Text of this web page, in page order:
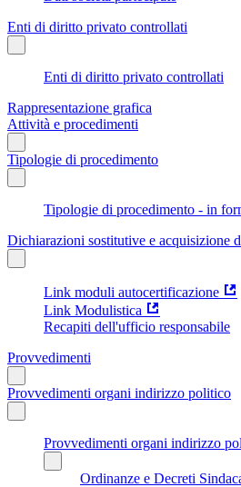
Enti di diritto privato controllati
Enti di diritto privato controllati
Rappresentazione grafica
Attività e procedimenti
Tipologie di procedimento
Tipologie di procedimento - in
Dichiarazioni sostitutive e acquisizione
Link moduli autocertificazione
Link Modulistica
Recapiti dell'ufficio responsabile
Provvedimenti
Provvedimenti organi indirizzo politico
Provvedimenti organi indirizzo
Ordinanze e Decreti